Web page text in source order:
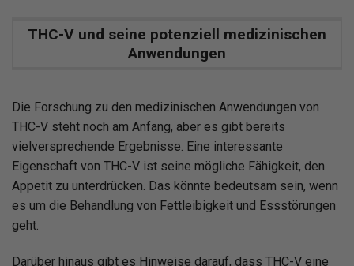
THC-V und seine potenziell medizinischen
Anwendungen
Die Forschung zu den medizinischen Anwendungen von
THC-V steht noch am Anfang, aber es gibt bereits
vielversprechende Ergebnisse. Eine interessante
Eigenschaft von THC-V ist seine mögliche Fähigkeit, den
Appetit zu unterdrücken. Das könnte bedeutsam sein, wenn
es um die Behandlung von Fettleibigkeit und Essstörungen
geht.
Darüber hinaus gibt es Hinweise darauf, dass THC-V eine